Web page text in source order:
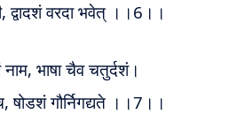
वरदाभवेत् ।।6।।
भाषा चैव चतुर्दशं।
गौर्निगद्यते ।।7।।